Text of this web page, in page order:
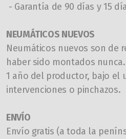
- Garantía de 90 días y 15
NEUMÁTICOS NUEVOS
Neumáticos nuevos son de
haber sido montados
1 año del productor, bajo el
intervenciones o pinchazos.
ENVÍO
Envío gratis (a toda la